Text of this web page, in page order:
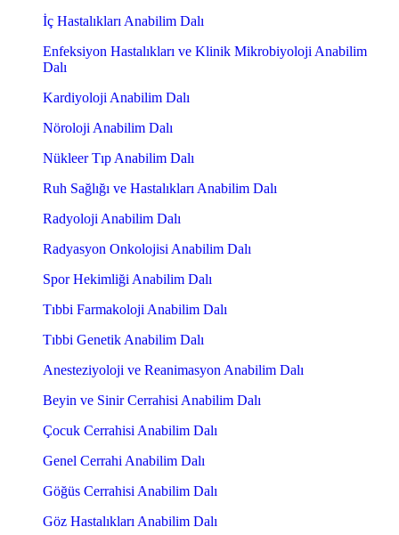
İç Hastalıkları Anabilim Dalı
Enfeksiyon Hastalıkları ve Klinik Mikrobiyoloji Anabilim
Dalı
Kardiyoloji Anabilim Dalı
Nöroloji Anabilim Dalı
Nükleer Tıp Anabilim Dalı
Ruh Sağlığı ve Hastalıkları Anabilim Dalı
Radyoloji Anabilim Dalı
Radyasyon Onkolojisi Anabilim Dalı
Spor Hekimliği Anabilim Dalı
Tıbbi Farmakoloji Anabilim Dalı
Tıbbi Genetik Anabilim Dalı
Anesteziyoloji ve Reanimasyon Anabilim Dalı
Beyin ve Sinir Cerrahisi Anabilim Dalı
Çocuk Cerrahisi Anabilim Dalı
Genel Cerrahi Anabilim Dalı
Göğüs Cerrahisi Anabilim Dalı
Göz Hastalıkları Anabilim Dalı